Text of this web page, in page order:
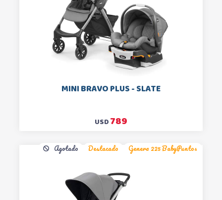
MINI BRAVO PLUS - SLATE
USD789
Agotado Destacado Genera 225 BabyPuntos